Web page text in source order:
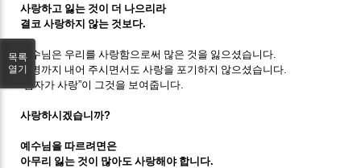
사랑하고 잃는 것이 더 나으리라
결코 사랑하지 않는 것보다.
예수님은 우리를 사랑함으로써 많은 것을 잃으셨습니다
생명까지 내어 주시면서도 사랑을 포기하지 않으셨습니다
십자가 사랑”이 그것을 보여줍니다
사랑하시겠습니까?
예수님을 따르려면은
아무리 잃는 것이 많아도 사랑해야 합니다.
목록
열기